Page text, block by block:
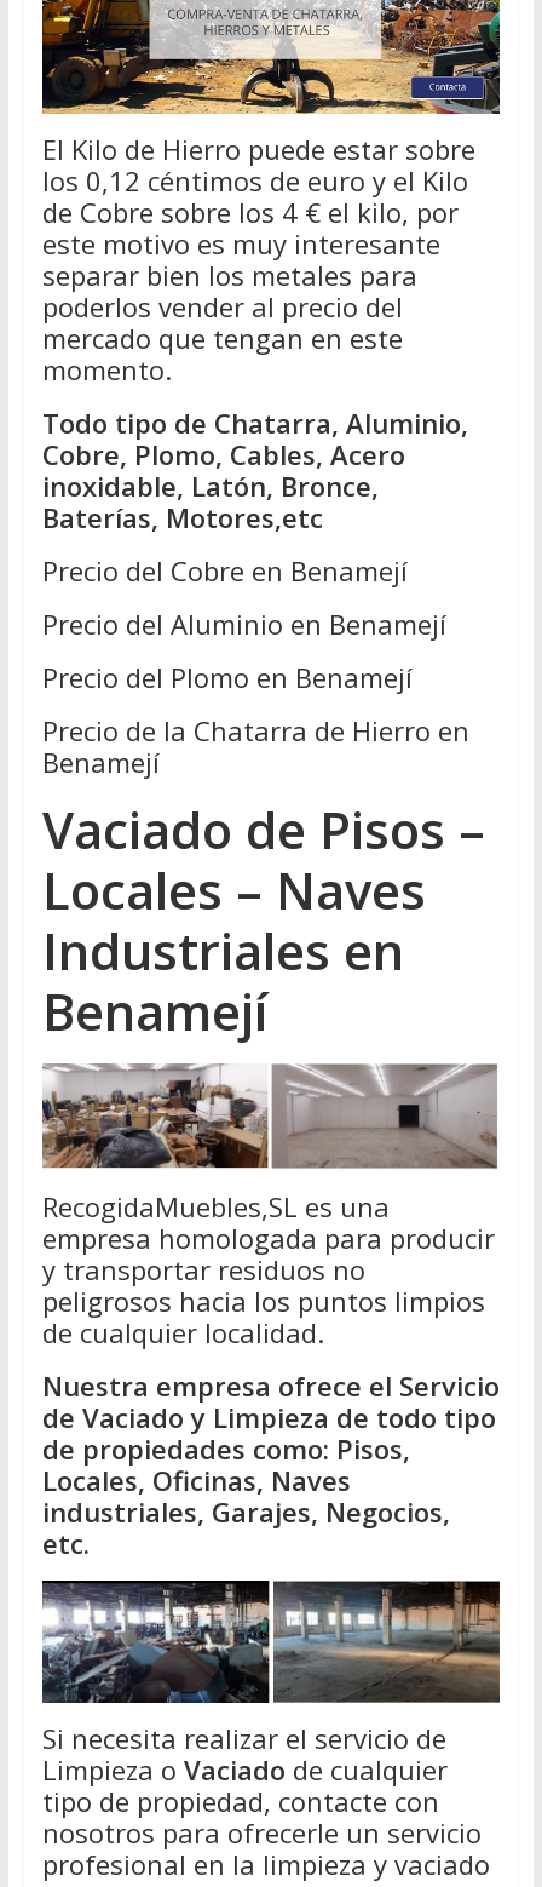
El Kilo de Hierro puede estar sobre
los 0,12 céntimos de euro y el Kilo
de Cobre sobre los 4 € el kilo, por
este motivo es muy interesante
separar bien los metales para
poderlos vender al precio del
mercado que tengan en este
momento.
Todo tipo de Chatarra, Aluminio,
Cobre, Plomo, Cables, Acero
inoxidable, Latón, Bronce,
Baterías, Motores,etc
Precio del Cobre en Benamejí
Precio del Aluminio en Benamejí
Precio del Plomo en Benamejí
Precio de la Chatarra de Hierro en
Benamejí
Vaciado de Pisos –
Locales – Naves
Industriales en
Benamejí
RecogidaMuebles,SL es una
empresa homologada para producir
y transportar residuos no
peligrosos hacia los puntos limpios
de cualquier localidad.
Nuestra empresa ofrece el Servicio
de Vaciado y Limpieza de todo tipo
de propiedades como: Pisos,
Locales, Oficinas, Naves
industriales, Garajes, Negocios,
etc.
Si necesita realizar el servicio de
Limpieza o Vaciado de cualquier
tipo de propiedad, contacte con
nosotros para ofrecerle un servicio
profesional en la limpieza y vaciado